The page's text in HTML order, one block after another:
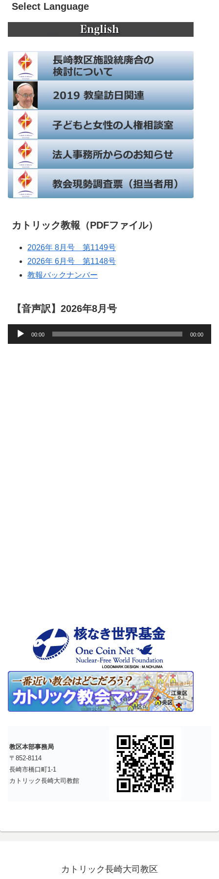
Select Language
カトリック教報（PDFファイル）
2026年 8月号 第1149号
2026年 6月号 第1148号
教報バックナンバー
【音声訳】2026年8月号
声
00:00 00:00
教区本部事務局
〒852-8114
長崎市橋口町1-1
カトリック長崎大司教館
カトリック長崎大司教区